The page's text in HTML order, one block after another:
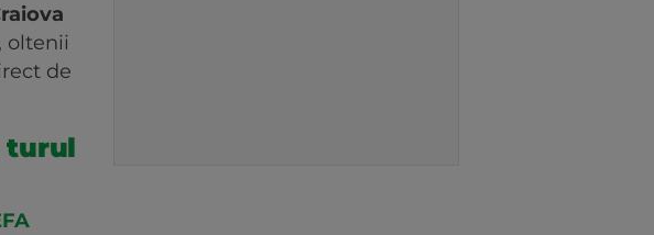
oltenii
de
turul